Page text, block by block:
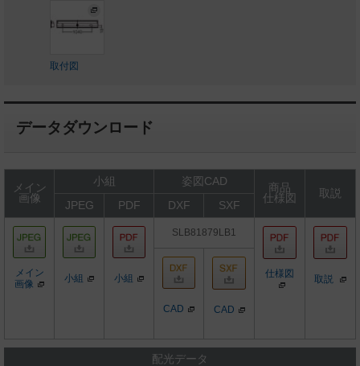
取付図
データダウンロード
メイン
画像
小組 姿図CAD
商品
仕様図
取説
JPEG
PDF DXF SXF
メイン
画像
小組 小組
SLB81879LB1
仕様図 取説
CAD CAD
配光データ